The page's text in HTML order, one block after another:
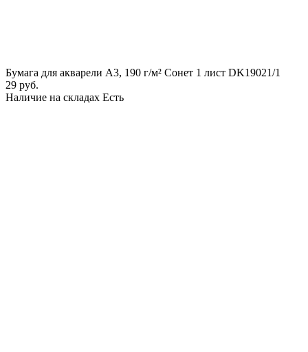
Бумага для акварели А3, 190 г/м² Сонет 1 лист DK19021/1
29 руб.
Наличие на складах Есть